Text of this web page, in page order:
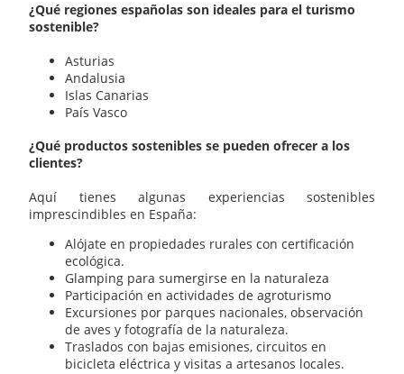
¿Qué regiones españolas son ideales para el turismo
sostenible?
Asturias
Andalusia
Islas Canarias
País Vasco
¿Qué productos sostenibles se pueden ofrecer a los
clientes?
Aquí tienes algunas experiencias sostenibles
imprescindibles en España:
Alójate en propiedades rurales con certificación
ecológica.
Glamping para sumergirse en la naturaleza
Participación en actividades de agroturismo
Excursiones por parques nacionales, observación
de aves y fotografía de la naturaleza.
Traslados con bajas emisiones, circuitos en
bicicleta eléctrica y visitas a artesanos locales.